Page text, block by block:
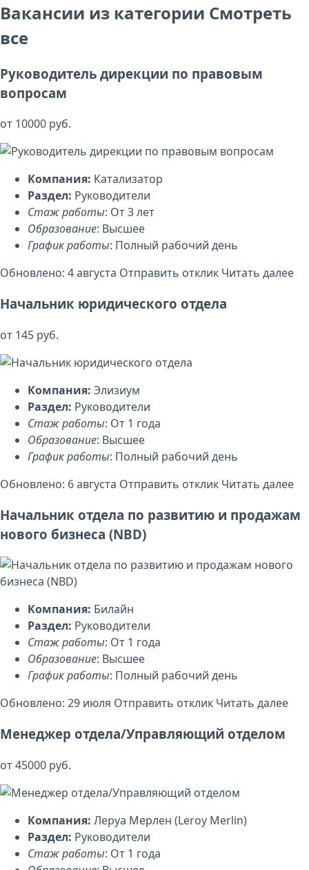
Вакансии из категории Смотреть
все
Руководитель дирекции по правовым
вопросам
от 10000 руб.
Компания: Катализатор
Раздел: Руководители
Стаж работы: От 3 лет
Образование: Высшее
График работы: Полный рабочий день
Обновлено: 4 августа Отправить отклик Читать далее
Начальник юридического отдела
от 145 руб.
Компания: Элизиум
Раздел: Руководители
Стаж работы: От 1 года
Образование: Высшее
График работы: Полный рабочий день
Обновлено: 6 августа Отправить отклик Читать далее
Начальник отдела по развитию и продажам
нового бизнеса (NBD)
Компания: Билайн
Раздел: Руководители
Стаж работы: От 1 года
Образование: Высшее
График работы: Полный рабочий день
Обновлено: 29 июля Отправить отклик Читать далее
Менеджер отдела/Управляющий отделом
от 45000 руб.
Компания: Леруа Мерлен (Leroy Merlin)
Раздел: Руководители
Стаж работы: От 1 года